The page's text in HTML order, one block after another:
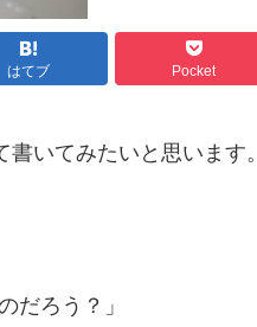
はてブ Pocket
いてみたいと思います。
だろう？」